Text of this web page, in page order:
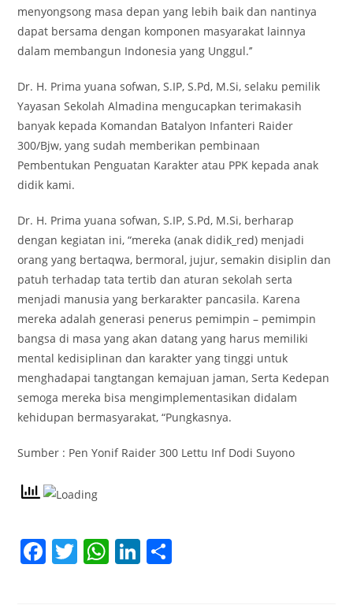
menyongsong masa depan yang lebih baik dan nantinya
dapat bersama dengan komponen masyarakat lainnya
dalam membangun Indonesia yang Unggul.’’
Dr. H. Prima yuana sofwan, S.IP, S.Pd, M.Si, selaku pemilik
Yayasan Sekolah Almadina mengucapkan terimakasih
banyak kepada Komandan Batalyon Infanteri Raider
300/Bjw, yang sudah memberikan pembinaan
Pembentukan Penguatan Karakter atau PPK kepada anak
didik kami.
Dr. H. Prima yuana sofwan, S.IP, S.Pd, M.Si, berharap
dengan kegiatan ini, “mereka (anak didik_red) menjadi
orang yang bertaqwa, bermoral, jujur, semakin disiplin dan
patuh terhadap tata tertib dan aturan sekolah serta
menjadi manusia yang berkarakter pancasila. Karena
mereka adalah generasi penerus pemimpin – pemimpin
bangsa di masa yang akan datang yang harus memiliki
mental kedisiplinan dan karakter yang tinggi untuk
menghadapai tangtangan kemajuan jaman, Serta Kedepan
semoga mereka bisa mengimplementasikan didalam
kehidupan bermasyarakat, “Pungkasnya.
Sumber : Pen Yonif Raider 300 Lettu Inf Dodi Suyono
F T W Li